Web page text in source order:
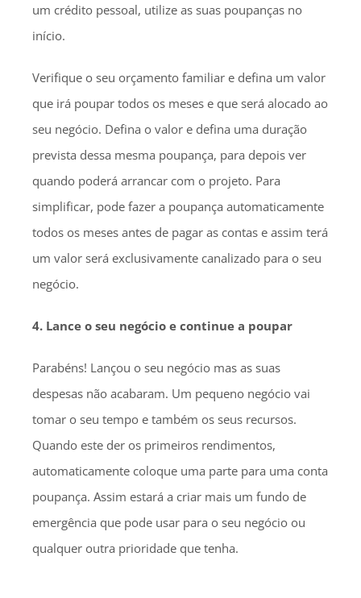
um crédito pessoal, utilize as suas poupanças no
início.
Verifique o seu orçamento familiar e defina um valor
que irá poupar todos os meses e que será alocado ao
seu negócio. Defina o valor e defina uma duração
prevista dessa mesma poupança, para depois ver
quando poderá arrancar com o projeto. Para
simplificar, pode fazer a poupança automaticamente
todos os meses antes de pagar as contas e assim terá
um valor será exclusivamente canalizado para o seu
negócio.
4. Lance o seu negócio e continue a poupar
Parabéns! Lançou o seu negócio mas as suas
despesas não acabaram. Um pequeno negócio vai
tomar o seu tempo e também os seus recursos.
Quando este der os primeiros rendimentos,
automaticamente coloque uma parte para uma conta
poupança. Assim estará a criar mais um fundo de
emergência que pode usar para o seu negócio ou
qualquer outra prioridade que tenha.